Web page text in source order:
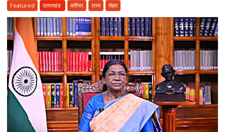
साल
सरकारी
सेवा
जरूरी!
फिर
ही
कर
सकेंगे
PG,
उत्तराखंड
Featured उत्तराखंड करियर राज्य सेहत